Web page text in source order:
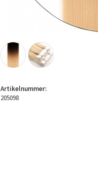
Artikelnummer:
205098